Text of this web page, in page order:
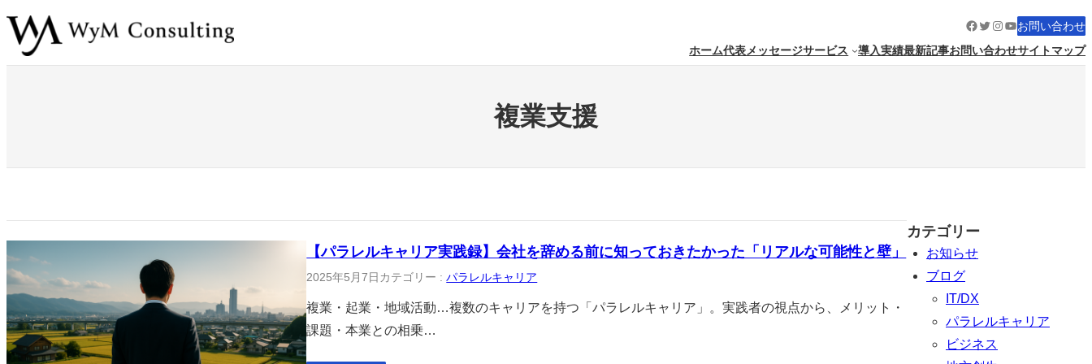
内
容
を
Facebook
Twitter
Instagram
YouTube
お問い合わせ
ホーム代表メッセージサービス 導入実績最新記事お問い合わせサイトマップ
複業支援
【パラレルキャリア実践録】会社を辞める前に知っておきたかった「リアルな可能性と壁」
2025年5月7日 カテゴリー :パラレルキャリア
複業・起業・地域活動…複数のキャリアを持つ「パラレルキャリア」。実践者の視点から、メリット・
課題・本業との相乗…
カテゴリー
お知らせ
ブログ
IT/DX
パラレルキャリア
ビジネス